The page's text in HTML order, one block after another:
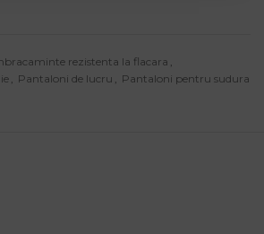
rezistenta la flacara ,
, Pantaloni de lucru , Pantaloni pentru sudura